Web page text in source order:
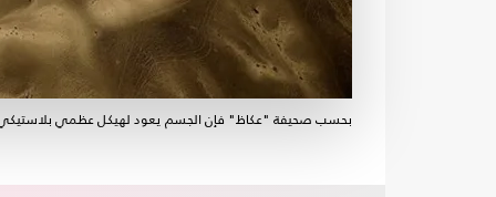
بحسب صحيفة "عكاظ" فإن الجسم يعود لهيكل عظمي